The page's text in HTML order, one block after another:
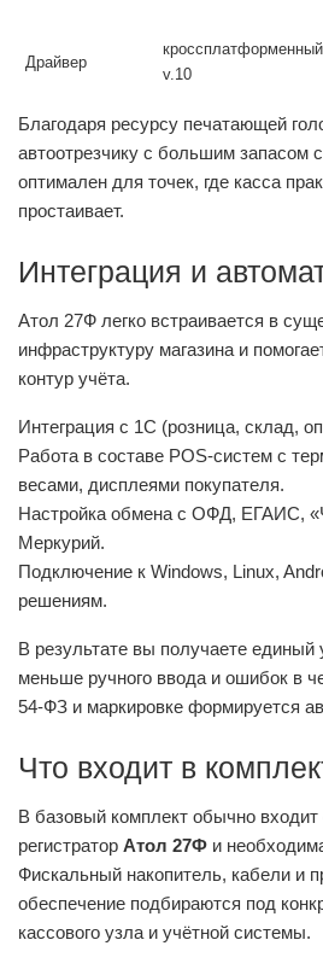
Драйвер
кроссплатформенный
v.10
Благодаря ресурсу печатающей
автоотрезчику с большим запасом
оптимален для точек, где касса
простаивает.
Интеграция и
Атол 27Ф легко встраивается в
инфраструктуру магазина и
контур учёта.
Интеграция с 1С (розница, склад,
Работа в составе POS-систем с
весами, дисплеями покупателя.
Настройка обмена с ОФД, ЕГАИС,
Меркурий.
Подключение к Windows, Linux,
решениям.
В результате вы получаете единый
меньше ручного ввода и ошибок в
54‑ФЗ и маркировке формируется
Что входит в
В базовый комплект обычно
регистратор Атол 27Ф и
Фискальный накопитель, кабели и
обеспечение подбираются под
кассового узла и учётной системы.